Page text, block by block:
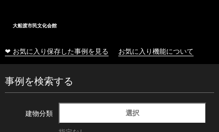
大船渡市民文化会館
❤ お気に入り保存した事例を見る お気に入り機能について
事例を検索する
建物分類 選択